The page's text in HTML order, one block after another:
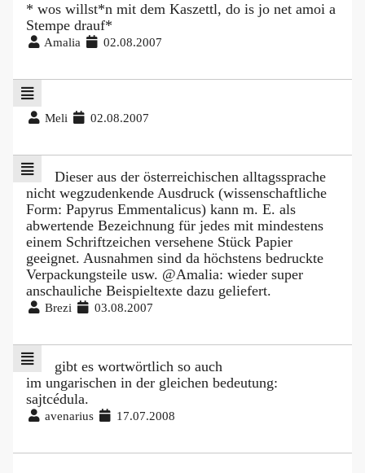
* wos willst*n mit dem Kaszettl, do is jo net amoi a
Stempe drauf*
Amalia 02.08.2007
Meli 02.08.2007
Dieser aus der österreichischen alltagssprache
nicht wegzudenkende Ausdruck (wissenschaftliche
Form: Papyrus Emmentalicus) kann m. E. als
abwertende Bezeichnung für jedes mit mindestens
einem Schriftzeichen versehene Stück Papier
geeignet. Ausnahmen sind da höchstens bedruckte
Verpackungsteile usw. @Amalia: wieder super
anschauliche Beispieltexte dazu geliefert.
Brezi 03.08.2007
gibt es wortwörtlich so auch
im ungarischen in der gleichen bedeutung:
sajtcédula.
avenarius 17.07.2008